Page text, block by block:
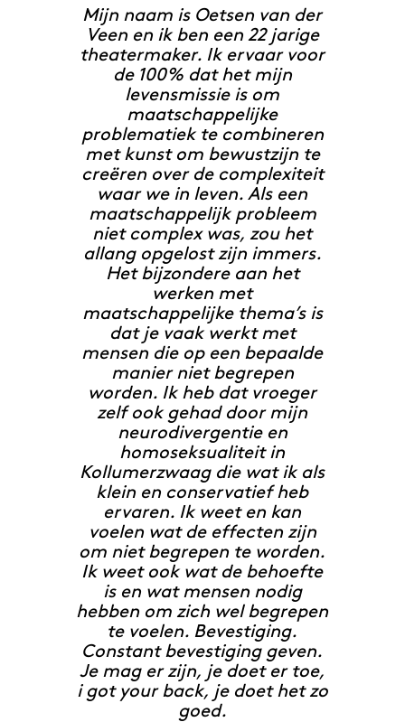
Mijn naam is Oetsen van der
Veen en ik ben een 22 jarige
theatermaker. Ik ervaar voor
de 100% dat het mijn
levensmissie is om
maatschappelijke
problematiek te combineren
met kunst om bewustzijn te
creëren over de complexiteit
waar we in leven. Als een
maatschappelijk probleem
niet complex was, zou het
allang opgelost zijn immers.
Het bijzondere aan het
werken met
maatschappelijke thema’s is
dat je vaak werkt met
mensen die op een bepaalde
manier niet begrepen
worden. Ik heb dat vroeger
zelf ook gehad door mijn
neurodivergentie en
homoseksualiteit in
Kollumerzwaag die wat ik als
klein en conservatief heb
ervaren. Ik weet en kan
voelen wat de effecten zijn
om niet begrepen te worden.
Ik weet ook wat de behoefte
is en wat mensen nodig
hebben om zich wel begrepen
te voelen. Bevestiging.
Constant bevestiging geven.
Je mag er zijn, je doet er toe,
i got your back, je doet het zo
goed.